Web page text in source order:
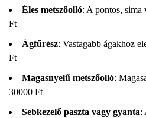
Éles metszőolló: A pontos, sima
Ft
Ágfűrész: Vastagabb ágakhoz
Ft
Magasnyelű metszőolló:
30000 Ft
Sebkezelő paszta vagy gyanta: